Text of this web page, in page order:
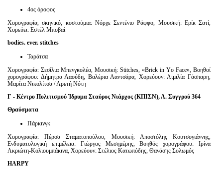
4ος όροφος
Χορογραφία, σκηνικό, κοστούμια: Νόρχε Σεντένιο Ράφφο, Μουσική: Ερίκ Σατί,
Χορεύει: Εστέλ Μποβαί
bodies. ever. stitches
Ταράτσα
Χορογραφία: Σεσίλια Μπενγκολέα, Μουσική: Stitches, «Brick in Υo Face», Βοηθoί
χορογράφου: Δήμητρα Λαούδη, Βαλέρια Λαντσάρα, Χορεύουν: Αιμιλία Γάσπαρη,
Μαρίτα Νικολίτσα / Αρετή Νότη
Γ - Κέντρο Πολιτισμού Ίδρυμα Σταύρος Νιάρχος (ΚΠΙΣΝ), Λ. Συγγρού 364
Θραύσματα
Πάρκινγκ
Χορογραφία: Πέρσα Σταματοπούλου, Μουσική: Αποστόλης Κουτσογιάννης,
Ενδυματολογική επιμέλεια: Γιώργος Μεσημέρης, Βοηθός χορογράφου: Ιρίνα
Ακριώτη-Κολιουμπάκινα, Χορεύουν: Στέλιος Κατωπόδης, Θανάσης Σολωμός
HARPY